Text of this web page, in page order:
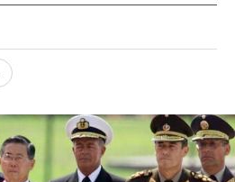
Redes Sociales